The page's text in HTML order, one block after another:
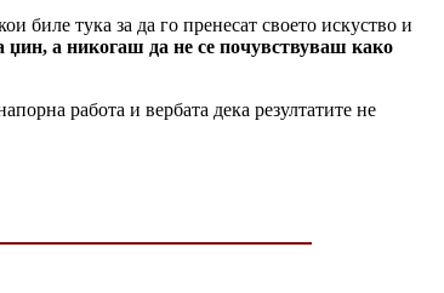
биле тука за да го пренесат своето искуство и
џин, а никогаш да не се почувствуваш како
работа и вербата дека резултатите не